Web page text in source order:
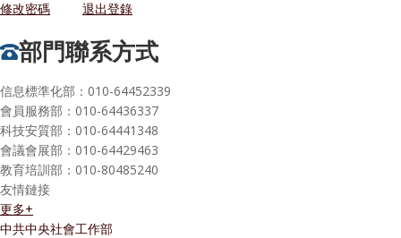
修改密碼
退出登錄
部門聯系方式
信息標準化部：010-64452339
會員服務部：010-64436337
科技安質部：010-64441348
會議會展部：010-64429463
教育培訓部：010-80485240
友情鏈接
更多+
中共中央社會工作部